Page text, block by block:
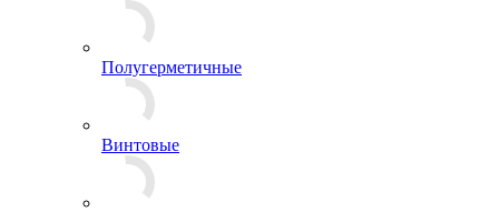
Полугерметичные
Винтовые